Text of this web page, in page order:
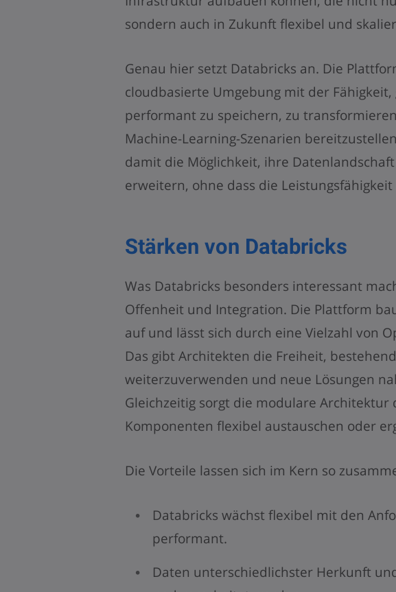
sondern auch in Zukunft flexibel und
Genau hier setzt Databricks an. Die
cloudbasierte Umgebung mit der
performant zu speichern, zu
Machine-Learning-Szenarien
damit die Möglichkeit, ihre
erweitern, ohne dass die
Stärken von Databricks
Was Databricks besonders interessant
Offenheit und Integration. Die Plattform
auf und lässt sich durch eine Vielzahl von
Das gibt Architekten die Freiheit,
weiterzuverwenden und neue Lösungen
Gleichzeitig sorgt die modulare Architektur
Komponenten flexibel austauschen oder
Die Vorteile lassen sich im Kern so
Databricks wächst flexibel mit den
performant.
Daten unterschiedlichster Herkunft